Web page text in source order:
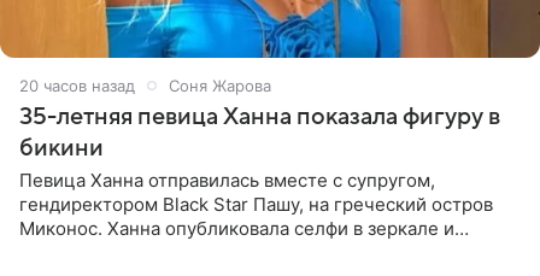
20 часов назад Соня Жарова
35-летняя певица Ханна показала фигуру в
бикини
Певица Ханна отправилась вместе с супругом,
гендиректором Black Star Пашу, на греческий остров
Миконос. Ханна опубликовала селфи в зеркале и